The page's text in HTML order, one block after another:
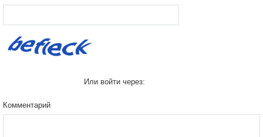
Или войти через:
Комментарий